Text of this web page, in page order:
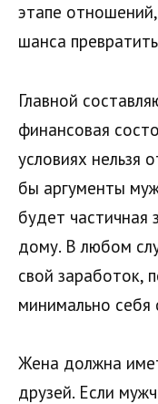
этапе
шанса
Главной
финансовая
условиях нельзя
бы аргументы
будет частичная
дому. В любом
свой заработок,
минимально себя
Жена должна
друзей. Если